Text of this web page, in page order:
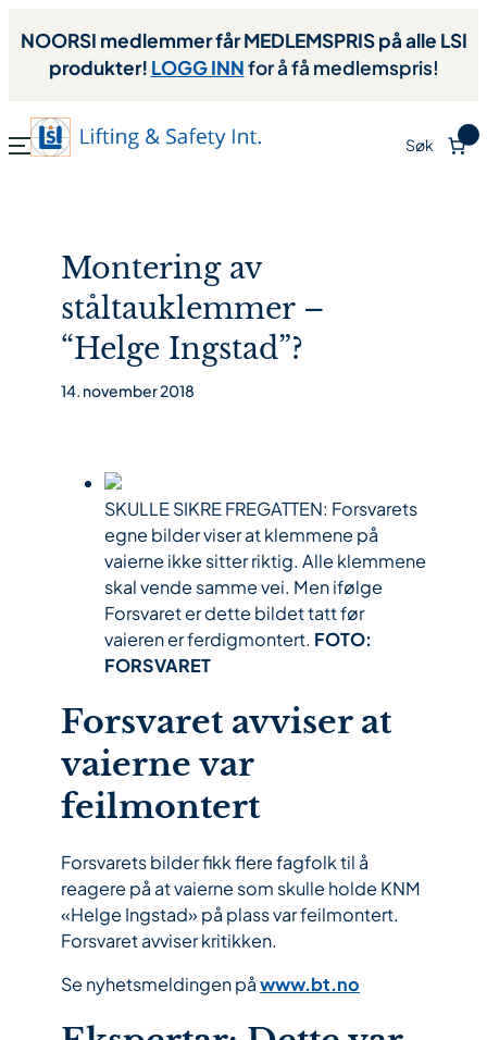
NOORSI medlemmer får MEDLEMSPRIS på alle LSI
produkter! LOGG INNfor å få medlemspris!
Søk
Montering av
ståltauklemmer –
“Helge Ingstad”?
14. november 2018
SKULLE SIKRE FREGATTEN: Forsvarets
egne bilder viser at klemmene på
vaierne ikke sitter riktig. Alle klemmene
skal vende samme vei. Men ifølge
Forsvaret er dette bildet tatt før
vaieren er ferdigmontert. FOTO:
FORSVARET
Forsvaret avviser at
vaierne var
feilmontert
Forsvarets bilder fikk flere fagfolk til å
reagere på at vaierne som skulle holde KNM
«Helge Ingstad» på plass var feilmontert.
Forsvaret avviser kritikken.
Se nyhetsmeldingen påwww.bt.no